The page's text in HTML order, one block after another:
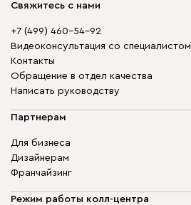
Свяжитесь с нами
+7 (499) 460-54-92
Видеоконсультация со специалистом
Контакты
Обращение в отдел качества
Написать руководству
Партнерам
Для бизнеса
Дизайнерам
Франчайзинг
Режим работы колл-центра